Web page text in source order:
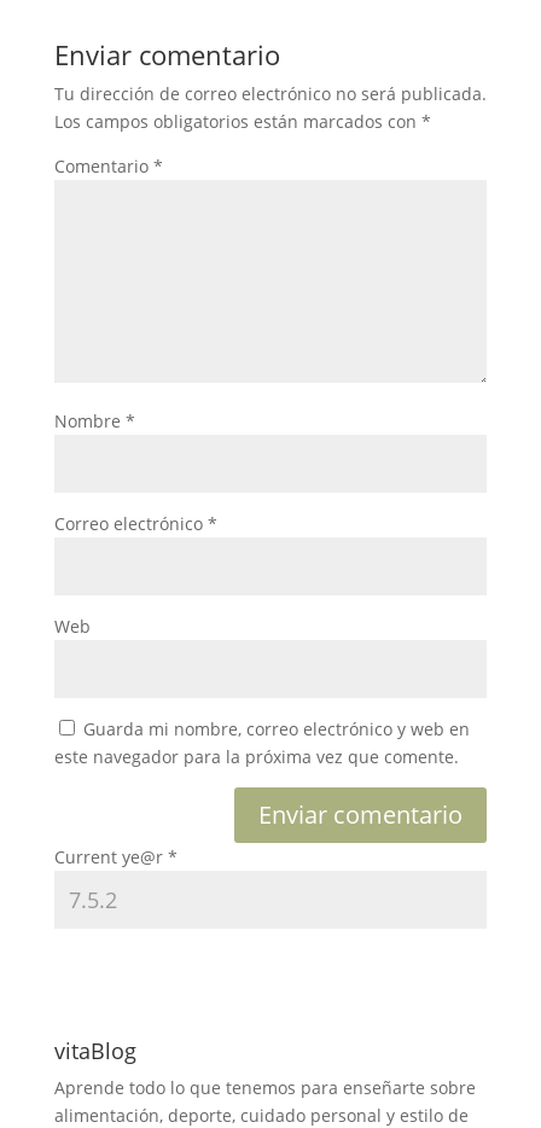
Enviar comentario
Tu dirección de correo electrónico no será publicada.
Los campos obligatorios están marcados con *
Comentario *
Nombre *
Correo electrónico *
Web
Guarda mi nombre, correo electrónico y web en
este navegador para la próxima vez que comente.
Current ye@r *
vitaBlog
Aprende todo lo que tenemos para enseñarte sobre
alimentación, deporte, cuidado personal y estilo de